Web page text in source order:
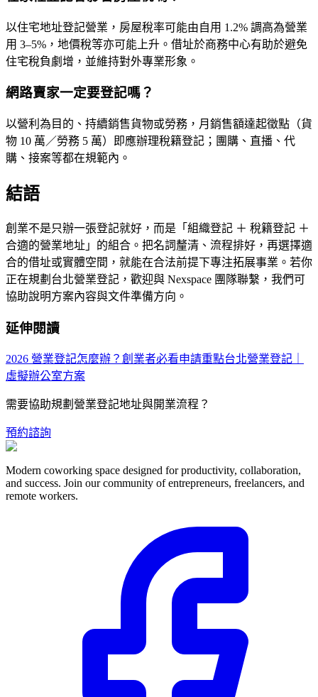
以住宅地址登記營業，房屋稅率可能由自用 1.2% 調高為營業
用 3–5%，地價稅等亦可能上升。借址於商務中心有助於避免
住宅稅負劇增，並維持對外專業形象。
網路賣家一定要登記嗎？
以營利為目的、持續銷售貨物或勞務，月銷售額達起徵點（貨
物 10 萬／勞務 5 萬）即應辦理稅籍登記；團購、直播、代
購、接案等都在規範內。
結語
創業不是只辦一張登記就好，而是「組織登記 ＋ 稅籍登記 ＋
合適的營業地址」的組合。把名詞釐清、流程排好，再選擇適
合的借址或實體空間，就能在合法前提下專注拓展事業。若你
正在規劃台北營業登記，歡迎與 Nexspace 團隊聯繫，我們可
協助說明方案內容與文件準備方向。
延伸閱讀
2026 營業登記怎麼辦？創業者必看申請重點台北營業登記｜
虛擬辦公室方案
需要協助規劃營業登記地址與開業流程？
預約諮詢
Modern coworking space designed for productivity, collaboration,
and success. Join our community of entrepreneurs, freelancers, and
remote workers.